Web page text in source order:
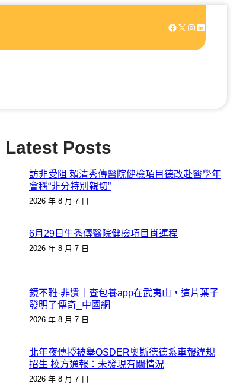
Facebook X Instagram LinkedIn
Latest Posts
訪非受阻 賴清秀傳醫院健檢項目德改赴醫學年
會稱“非分特別親切”
2026 年 8 月 7 日
6月29日生秀傳醫院健檢項目肖運程
2026 年 8 月 7 日
鏡不雅·非遺｜查包養app在武夷山，這片葉子
發明了傳奇_中國網
2026 年 8 月 7 日
北年夜傳授被舉OSDER奧斯德德系車報違規
招生 校方通報：未發現有關情況
2026 年 8 月 7 日